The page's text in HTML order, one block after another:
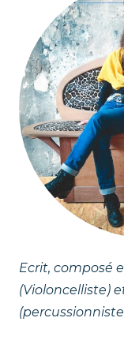
t
p
i
e
C
u
e
n
t
Ecrit, composé
(Violoncelliste)